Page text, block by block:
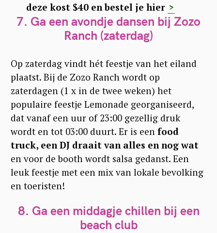
deze kost $40 en bestel je hier >
7. Ga een avondje dansen bij Zozo
Ranch (zaterdag)
Op zaterdag vindt hét feestje van het eiland
plaatst. Bij de Zozo Ranch wordt op
zaterdagen (1 x in de twee weken) het
populaire feestje Lemonade georganiseerd,
dat vanaf een uur of 23:00 gezellig druk
wordt en tot 03:00 duurt. Er is een food
truck, een DJ draait van alles en nog wat
en voor de booth wordt salsa gedanst. Een
leuk feestje met een mix van lokale bevolking
en toeristen!
8. Ga een middagje chillen bij een
beach club